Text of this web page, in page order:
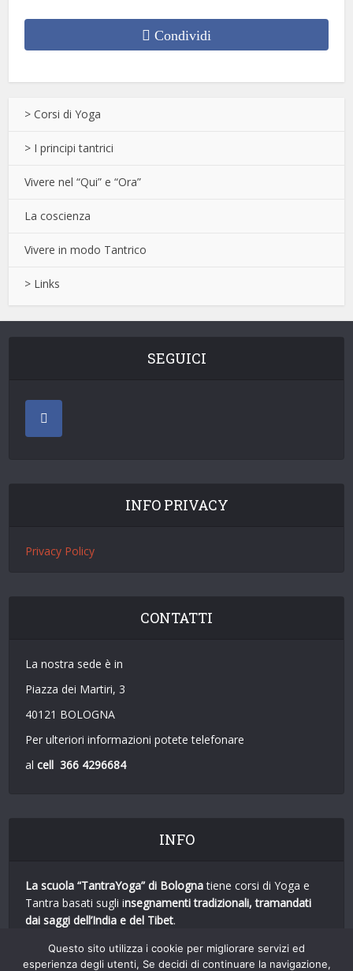
Condividi
> Corsi di Yoga
> I principi tantrici
Vivere nel “Qui” e “Ora”
La coscienza
Vivere in modo Tantrico
> Links
SEGUICI
INFO PRIVACY
Privacy Policy
CONTATTI
La nostra sede è in
Piazza dei Martiri, 3
40121 BOLOGNA
Per ulteriori informazioni potete telefonare
al cell 366 4296684
INFO
La scuola “TantraYoga” di Bolognatiene corsi di Yoga e
Tantra basati sugli insegnamenti tradizionali, tramandati
dai saggi dell’India e del Tibet.
Utilizziamo conoscenze e tecniche mutuate datutte le
principali forme di Yoga.
Questo sito utilizza i cookie per migliorare servizi ed
esperienza degli utenti, Se decidi di continuare la navigazione,